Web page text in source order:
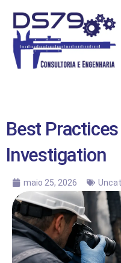
Best
Investigation
maio 25, 2026